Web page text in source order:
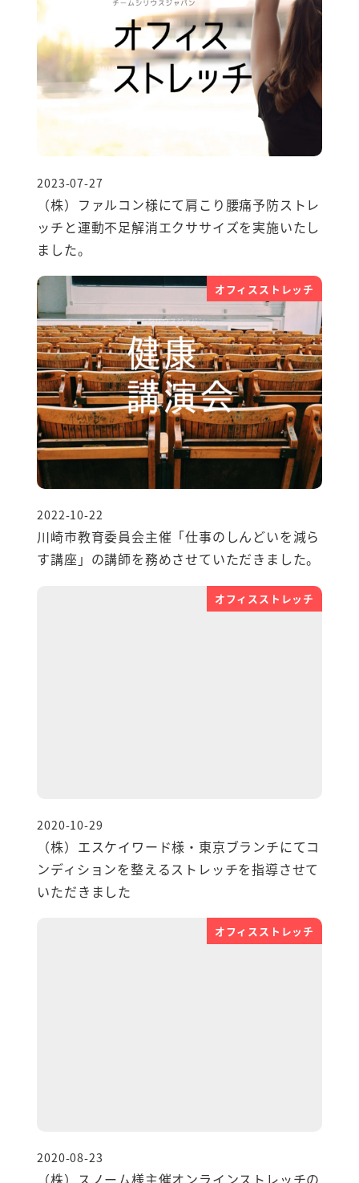
（株）ファルコン様にて肩こり腰痛予防ストレ
ッチと運動不足解消エクササイズを実施いたし
ました。
投稿日
2023-07-27
オフィスストレッチ
川崎市教育委員会主催「仕事のしんどいを減ら
す講座」の講師を務めさせていただきました。
投稿日
2022-10-22
オフィスストレッチ
（株）エスケイワード様・東京ブランチにてコ
ンディションを整えるストレッチを指導させて
いただきました
投稿日
2020-10-29
オフィスストレッチ
（株）スノーム様主催オンラインストレッチの
投稿日
2020-08-23